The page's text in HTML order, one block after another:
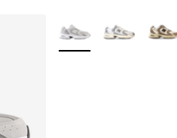
Plus de couleurs